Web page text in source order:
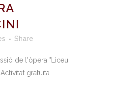
Share
de l'òpera "Liceu
gratuïta ...